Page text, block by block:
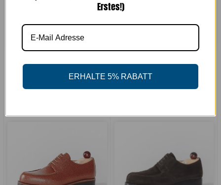
Norweger Braun
€299,00
Norweger Burgundy |
Scotchgrain Leder
Erstes!)
ERHALTE 5% RABATT